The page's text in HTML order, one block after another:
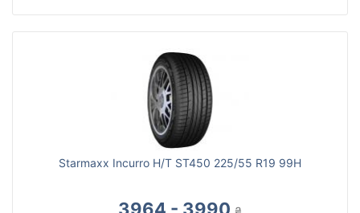
Starmaxx Incurro H/T ST450 225/55 R19 99H